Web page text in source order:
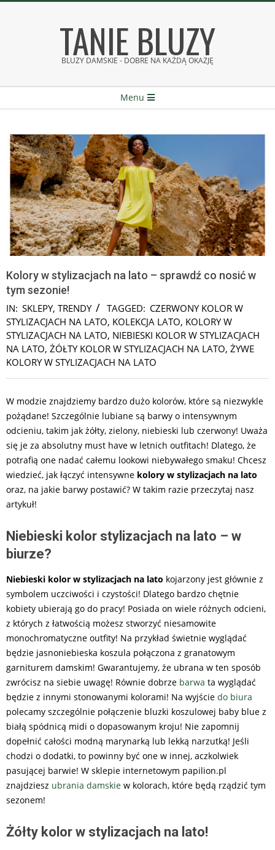
TANIE BLUZY
BLUZY DAMSKIE - DOBRE NA KAŻDĄ OKAZJĘ
Menu
Kolory w stylizacjach na lato – sprawdź co nosić w
tym sezonie!
IN: SKLEPY, TRENDY TAGGED: CZERWONY KOLOR W
STYLIZACJACH NA LATO, KOLEKCJA LATO, KOLORY W
STYLIZACJACH NA LATO, NIEBIESKI KOLOR W STYLIZACJACH
NA LATO, ŻÓŁTY KOLOR W STYLIZACJACH NA LATO, ŻYWE
KOLORY W STYLIZACJACH NA LATO
W modzie znajdziemy bardzo dużo kolorów, które są niezwykle
pożądane! Szczególnie lubiane są barwy o intensywnym
odcieniu, takim jak żółty, zielony, niebieski lub czerwony! Uważa
się je za absolutny must have w letnich outfitach! Dlatego, że
potrafią one nadać całemu lookowi niebywałego smaku! Chcesz
wiedzieć, jak łączyć intensywne kolory w stylizacjach na lato
oraz, na jakie barwy postawić? W takim razie przeczytaj nasz
artykuł!
Niebieski kolor stylizacjach na lato – w
biurze?
Niebieski kolor w stylizacjach na lato kojarzony jest głównie z
symbolem uczciwości i czystości! Dlatego bardzo chętnie
kobiety ubierają go do pracy! Posiada on wiele różnych odcieni,
z których z łatwością możesz stworzyć niesamowite
monochromatyczne outfity! Na przykład świetnie wyglądać
będzie jasnoniebieska koszula połączona z granatowym
garniturem damskim! Gwarantujemy, że ubrana w ten sposób
zwrócisz na siebie uwagę! Równie dobrze barwa ta wyglądać
będzie z innymi stonowanymi kolorami! Na wyjście do biura
polecamy szczególnie połączenie bluzki koszulowej baby blue z
białą spódnicą midi o dopasowanym kroju! Nie zapomnij
dopełnić całości modną marynarką lub lekką narzutką! Jeśli
chodzi o dodatki, to powinny być one w innej, aczkolwiek
pasującej barwie! W sklepie internetowym papilion.pl
znajdziesz ubrania damskie w kolorach, które będą rządzić tym
sezonem!
Żółty kolor w stylizacjach na lato!